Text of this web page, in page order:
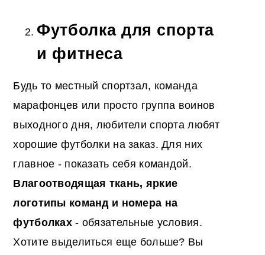
Футболка для спорта
и фитнеса
Будь то местный спортзал, команда
марафонцев или просто группа воинов
выходного дня, любители спорта любят
хорошие футболки на заказ. Для них
главное - показать себя командой.
Влагоотводящая ткань, яркие
логотипы команд и номера на
футболках- обязательные условия.
Хотите выделиться еще больше? Вы